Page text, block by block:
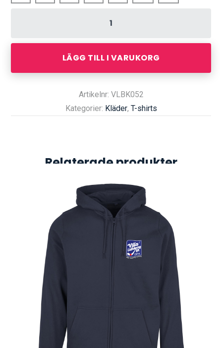
LÄGG TILL I VARUKORG
Artikelnr: VLBK052
Kategorier: Kläder, T-shirts
Relaterade produkter